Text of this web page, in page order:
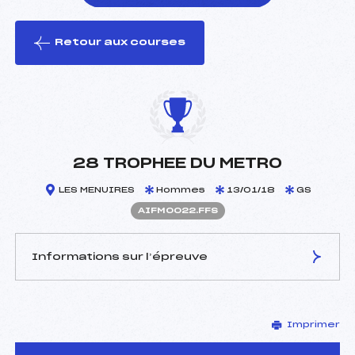
le ski
Retour aux courses
28 TROPHEE DU METRO
LES MENUIRES Hommes 13/01/18 GS
AIFM0022.FFS
Informations sur l’épreuve
HUON ANDRE (IF)
Arbitre :
BORNAND NICOLAS (SA)
Imprimer